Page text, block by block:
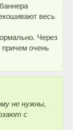
весь
Через
причем очень
не нужны,
с